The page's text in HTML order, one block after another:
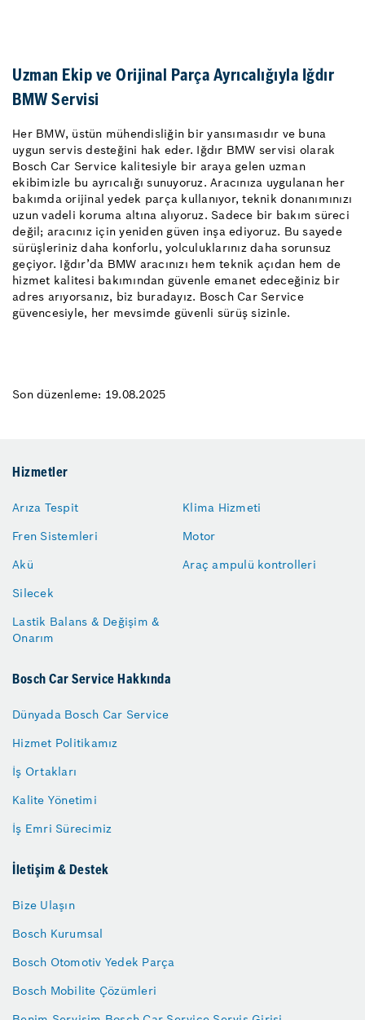
Uzman Ekip ve Orijinal Parça Ayrıcalığıyla Iğdır
BMW Servisi
Her BMW, üstün mühendisliğin bir yansımasıdır ve buna
uygun servis desteğini hak eder. Iğdır BMW servisi olarak
Bosch Car Service kalitesiyle bir araya gelen uzman
ekibimizle bu ayrıcalığı sunuyoruz. Aracınıza uygulanan her
bakımda orijinal yedek parça kullanıyor, teknik donanımınızı
uzun vadeli koruma altına alıyoruz. Sadece bir bakım süreci
değil; aracınız için yeniden güven inşa ediyoruz. Bu sayede
sürüşleriniz daha konforlu, yolculuklarınız daha sorunsuz
geçiyor. Iğdır’da BMW aracınızı hem teknik açıdan hem de
hizmet kalitesi bakımından güvenle emanet edeceğiniz bir
adres arıyorsanız, biz buradayız. Bosch Car Service
güvencesiyle, her mevsimde güvenli sürüş sizinle.
Son düzenleme: 19.08.2025
Hizmetler
Arıza Tespit
Fren Sistemleri
Akü
Silecek
Lastik Balans & Değişim &
Onarım
Klima Hizmeti
Motor
Araç ampulü kontrolleri
Bosch Car Service Hakkında
Dünyada Bosch Car Service
Hizmet Politikamız
İş Ortakları
Kalite Yönetimi
İş Emri Sürecimiz
İletişim & Destek
Bize Ulaşın
Bosch Kurumsal
Bosch Otomotiv Yedek Parça
Bosch Mobilite Çözümleri